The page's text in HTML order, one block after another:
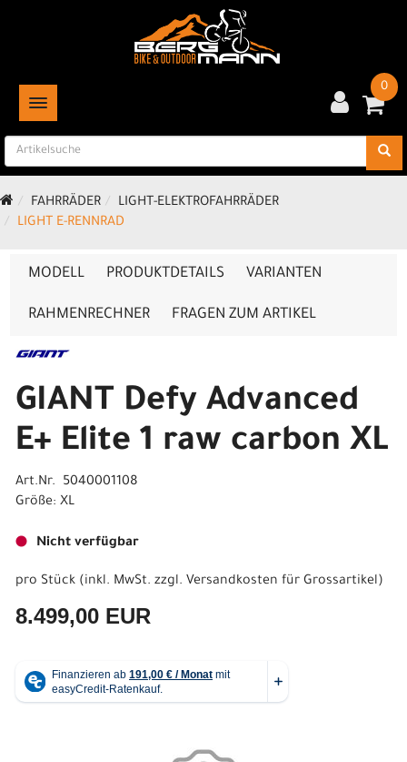
TOGGLE NAVIGATION
0
FAHRRÄDER
LIGHT-ELEKTROFAHRRÄDER
LIGHT E-RENNRAD
MODELL PRODUKTDETAILS VARIANTEN
RAHMENRECHNER FRAGEN ZUM ARTIKEL
GIANT Defy Advanced
E+ Elite 1 raw carbon XL
Art.Nr. 5040001108
Größe: XL
Nicht verfügbar
pro Stück (inkl. MwSt. zzgl. Versandkosten für Grossartikel)
8.499,00 EUR